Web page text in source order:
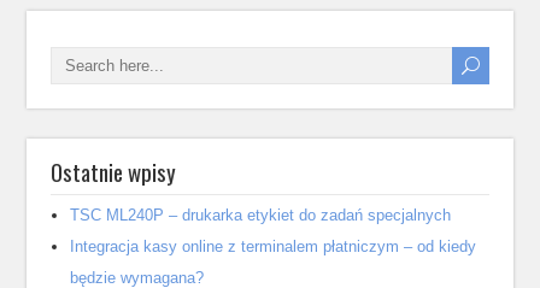
Ostatnie wpisy
TSC ML240P – drukarka etykiet do zadań specjalnych
Integracja kasy online z terminalem płatniczym – od kiedy
będzie wymagana?